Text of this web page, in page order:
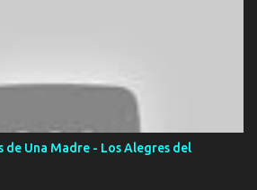
sepan Aquí Pura GENTE DE LA RANA 🐸
4 EN LA CIUDAD TIJUANA Música Al
atento a cualquier necesidad no porque
confiamos al andar y nunca con la
a tropezar Cuando ando de enamorado
de Una Madre - Los Alegres del